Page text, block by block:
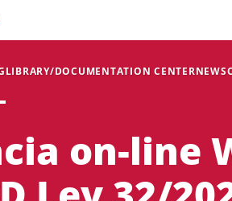
LIBRARY/DOCUMENTATION CENTERNEWS
on-line